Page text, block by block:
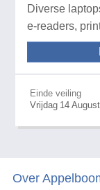
Diverse
e-readers,
Einde veiling
Vrijdag 14
Over